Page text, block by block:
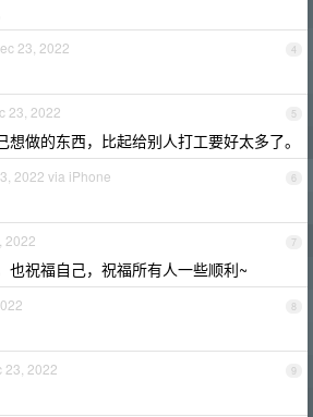
4
23, 2022
5
23, 2022
想做的东西，比起给别人打工要好太多了。
6
2022 via iPhone
7
2022
也祝福自己，祝福所有人一些顺利~
8
9
23, 2022